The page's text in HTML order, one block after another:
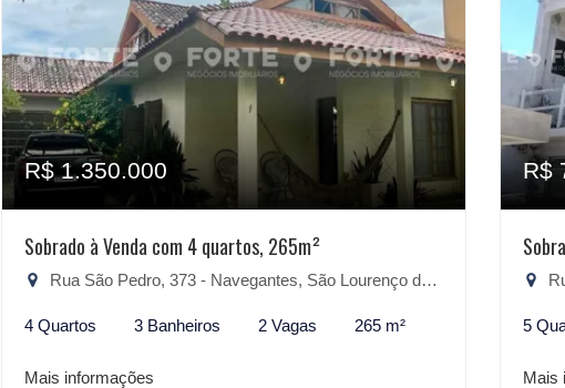
R$ 1.350.000
Sobrado à Venda com 4 quartos, 265m²
Rua São Pedro, 373 - Navegantes, São Lourenço do Sul-RS
4 Quartos 3 Banheiros 2 Vagas 265 m²
Mais informações
R$
5
Mais